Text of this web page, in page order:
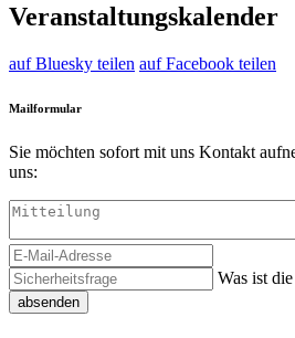
Veranstaltungskalender
auf Bluesky teilen auf Facebook teilen
Mailformular
Sie möchten sofort mit uns Kontakt
uns:
Was ist
absenden